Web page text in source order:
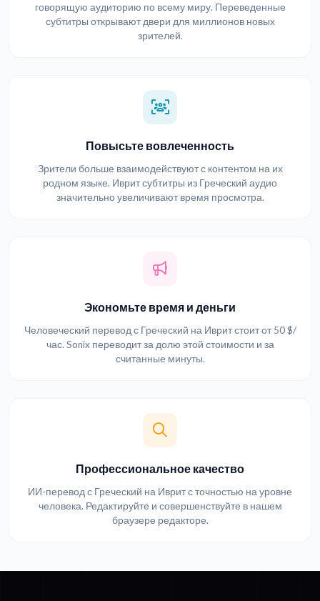
говорящую аудиторию по всему миру. Переведенные
субтитры открывают двери для миллионов новых
зрителей.
Повысьте вовлеченность
Зрители больше взаимодействуют с контентом на их
родном языке. Иврит субтитры из Греческий аудио
значительно увеличивают время просмотра.
Экономьте время и деньги
Человеческий перевод с Греческий на Иврит стоит от 50 $/
час. Sonix переводит за долю этой стоимости и за
считанные минуты.
Профессиональное качество
ИИ-перевод с Греческий на Иврит с точностью на уровне
человека. Редактируйте и совершенствуйте в нашем
браузере редакторе.